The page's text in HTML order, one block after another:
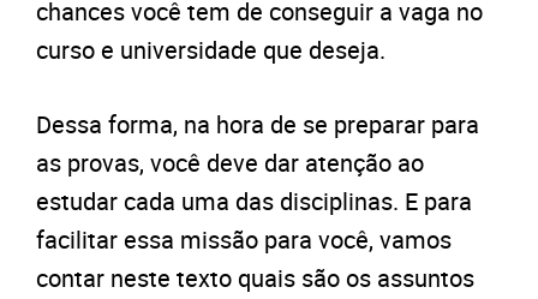
chances você tem de conseguir a vaga no
curso e universidade que deseja.
Dessa forma, na hora de se preparar para
as provas, você deve dar atenção ao
estudar cada uma das disciplinas. E para
facilitar essa missão para você, vamos
contar neste texto quais são os assuntos